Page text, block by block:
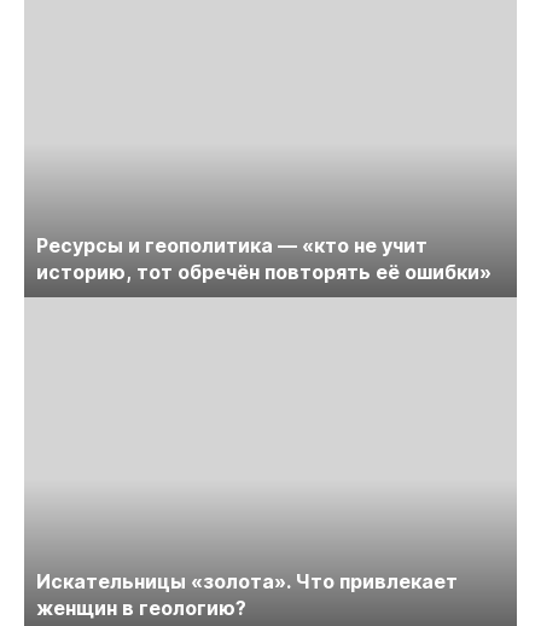
Ресурсы и геополитика — «кто не учит
историю, тот обречён повторять её ошибки»
Искательницы «золота». Что привлекает
женщин в геологию?